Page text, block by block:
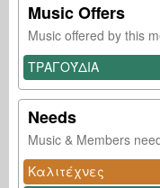
Music Offers
Music offered by this
ΤΡΑΓΟΎΔΙΑ
Needs
Music & Members
Καλιτέχνες